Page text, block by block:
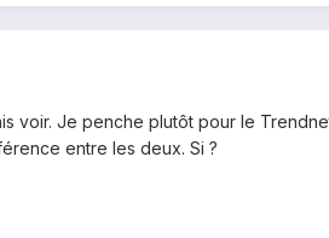
voir. Je penche plutôt pour le
entre les deux. Si ?